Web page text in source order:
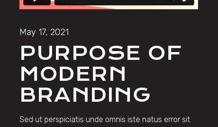
May 17, 2021
PURPOSE OF
MODERN
BRANDING
Sed ut perspiciatis unde omnis iste natus error sit